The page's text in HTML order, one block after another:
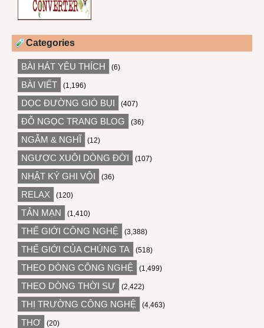
Categories
BÀI HÁT YÊU THÍCH (6)
BÀI VIẾT (1,196)
DỌC ĐƯỜNG GIÓ BỤI (407)
ĐỖ NGỌC TRANG BLOG (36)
NGẪM & NGHĨ (12)
NGƯỢC XUÔI DÒNG ĐỜI (107)
NHẬT KÝ GHI VỘI (36)
RELAX (120)
TẢN MẠN (1,410)
THẾ GIỚI CÔNG NGHỆ (3,388)
THẾ GIỚI CỦA CHÚNG TA (518)
THEO DÒNG CÔNG NGHỆ (1,499)
THEO DÒNG THỜI SỰ (2,422)
THỊ TRƯỜNG CÔNG NGHỆ (4,463)
THƠ (20)